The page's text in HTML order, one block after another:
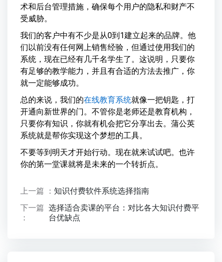
术和后台管理措施，确保每个用户的隐私和财产不
受威胁。
我们的客户中有不少是从0到1建立起来的品牌。他
们以前没有任何网上销售经验，但通过使用我们的
系统，现在已经有几千名学生了。这说明，只要你
有足够的教学能力，并且有合适的方法去推广，你
就一定能够成功。
总的来说，我们的在线教育系统就像一把钥匙，打
开通向新世界的门。不管你是老师还是教育机构，
只要你有知识，你就有机会把它分享出去。蒲公英
系统就是帮你实现这个梦想的工具。
不要等到明天才开始行动。现在就来试试吧。也许
你的第一堂课就将是未来的一个转折点。
上一篇 ： 知识付费软件系统选择指南
下一篇
：
选择适合卖课的平台：对比各大知识付费平
台优缺点